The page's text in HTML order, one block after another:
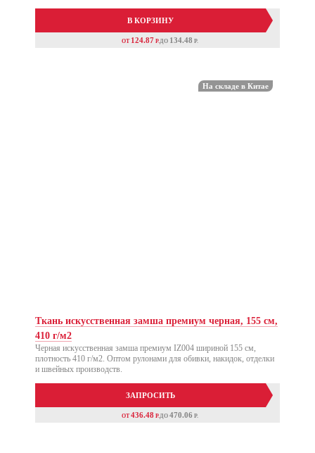
В КОРЗИНУ
ОТ 124.87 P.ДО 134.48 P.
Акция
На складе в Китае
Ткань искусственная замша премиум черная, 155 см,
410 г/м2
Черная искусственная замша премиум IZ004 шириной 155 см,
плотность 410 г/м2. Оптом рулонами для обивки, накидок, отделки
и швейных производств.
ЗАПРОСИТЬ
ОТ436.48 P.ДО 470.06 P.